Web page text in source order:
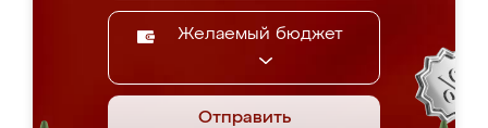
Желаемый бюджет
Отправить